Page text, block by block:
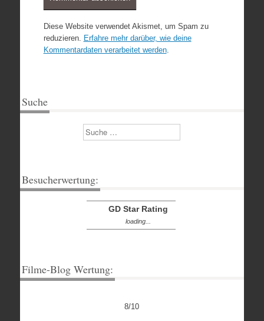
Diese Website verwendet Akismet, um Spam zu
reduzieren. Erfahre mehr darüber, wie deine
Kommentardaten verarbeitet werden.
Suche
Suchen
Besucherwertung:
GD Star Rating
loading...
Filme-Blog Wertung:
8/10